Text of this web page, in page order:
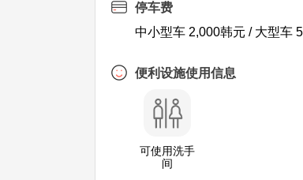
停车费
中小型车 2,000韩元 / 大型车
便利设施使用信息
可使用洗手
间